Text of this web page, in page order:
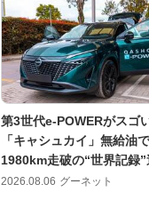
第3世代e-POWERがスゴ
「キャシュカイ」無給油で
1980km走破の“世界記録”
2026.08.06 グーネット